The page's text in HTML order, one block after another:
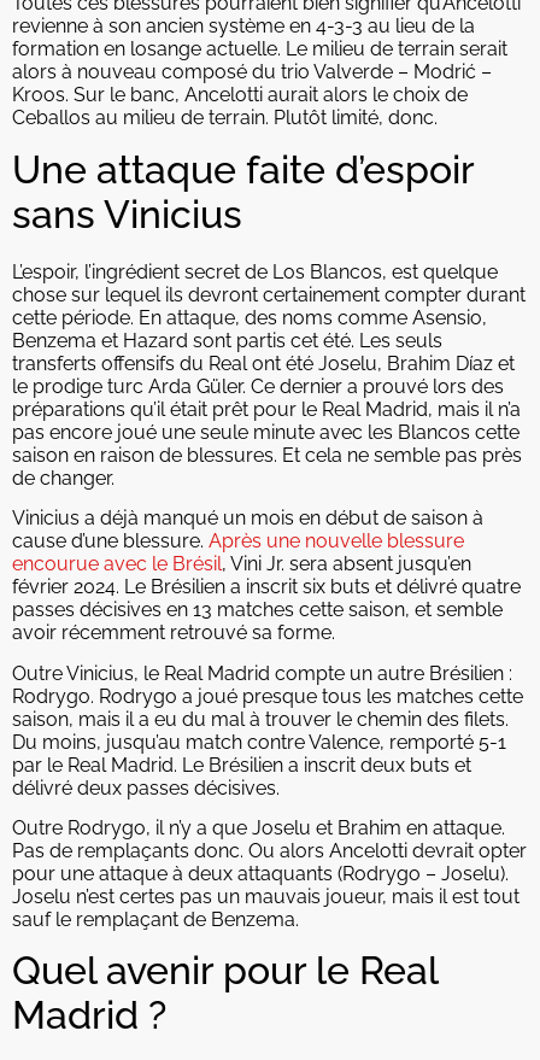
revienne à son ancien système en 4-3-3 au lieu de la
formation en losange actuelle. Le milieu de terrain serait
alors à nouveau composé du trio Valverde – Modrić –
Kroos. Sur le banc, Ancelotti aurait alors le choix de
Ceballos au milieu de terrain. Plutôt limité, donc.
Une attaque faite d’espoir
sans Vinicius
L’espoir, l’ingrédient secret de Los Blancos, est quelque
chose sur lequel ils devront certainement compter durant
cette période. En attaque, des noms comme Asensio,
Benzema et Hazard sont partis cet été. Les seuls
transferts offensifs du Real ont été Joselu, Brahim Díaz et
le prodige turc Arda Güler. Ce dernier a prouvé lors des
préparations qu’il était prêt pour le Real Madrid, mais il n’a
pas encore joué une seule minute avec les Blancos cette
saison en raison de blessures. Et cela ne semble pas près
de changer.
Vinicius a déjà manqué un mois en début de saison à
cause d’une blessure. Après une nouvelle blessure
encourue avec le Brésil, Vini Jr. sera absent jusqu’en
février 2024. Le Brésilien a inscrit six buts et délivré quatre
passes décisives en 13 matches cette saison, et semble
avoir récemment retrouvé sa forme.
Outre Vinicius, le Real Madrid compte un autre Brésilien :
Rodrygo. Rodrygo a joué presque tous les matches cette
saison, mais il a eu du mal à trouver le chemin des filets.
Du moins, jusqu’au match contre Valence, remporté 5-1
par le Real Madrid. Le Brésilien a inscrit deux buts et
délivré deux passes décisives.
Outre Rodrygo, il n’y a que Joselu et Brahim en attaque.
Pas de remplaçants donc. Ou alors Ancelotti devrait opter
pour une attaque à deux attaquants (Rodrygo – Joselu).
Joselu n’est certes pas un mauvais joueur, mais il est tout
sauf le remplaçant de Benzema.
Quel avenir pour le Real
Madrid ?